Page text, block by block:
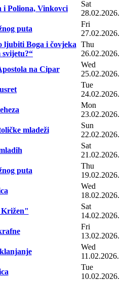
i Poliona, Vinkovci
Sat
28.02.2026.
puta
Fri
27.02.2026.
ljubiti Boga i čovjeka
svijetu?“
Thu
26.02.2026.
na Cipar
Wed
25.02.2026.
Tue
24.02.2026.
Mon
23.02.2026.
mladeži
Sun
22.02.2026.
Sat
21.02.2026.
puta
Thu
19.02.2026.
Wed
18.02.2026.
Sat
14.02.2026.
Fri
13.02.2026.
Wed
11.02.2026.
Tue
10.02.2026.